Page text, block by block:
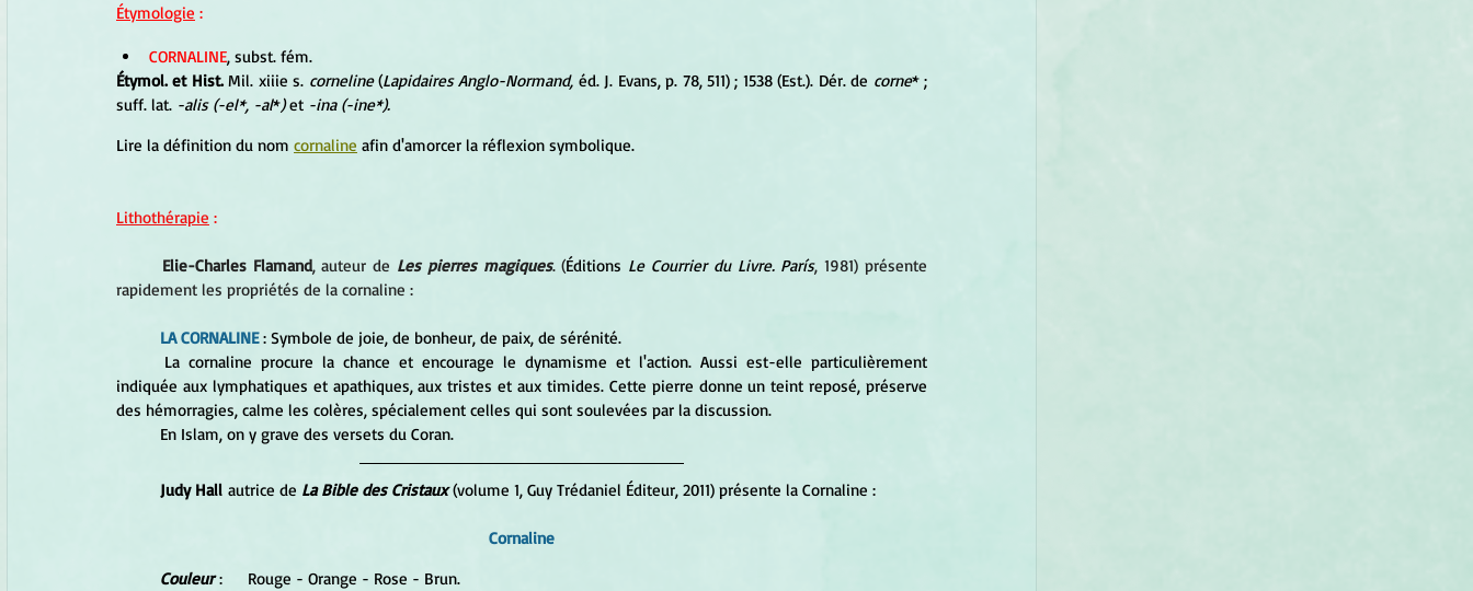
Étymologie :
CORNALINE, subst. fém.
Étymol. et Hist. Mil. xiiie s. corneline (Lapidaires Anglo-Normand, éd. J. Evans, p. 78, 511) ; 1538 (Est.). Dér. de corne* ;
suff. lat. -alis (-el*, -al*) et -ina (-ine*).
Lire la définition du nom cornaline afin d'amorcer la réflexion symbolique.
Lithothérapie :
Elie-Charles Flamand, auteur de Les pierres magiques. (Éditions Le Courrier du Livre. París, 1981) présente
rapidement les propriétés de la cornaline :
LA CORNALINE : Symbole de joie, de bonheur, de paix, de sérénité.
indiquée aux lymphatiques et apathiques, aux tristes et aux timides. Cette pierre donne un teint reposé, préserve
des hémorragies, calme les colères, spécialement celles qui sont soulevées par la discussion.
	En Islam, on y grave des versets du Coran.
Judy Hall autrice de La Bible des Cristaux (volume 1, Guy Trédaniel Éditeur, 2011) présente la Cornaline :
Cornaline
Couleur
: 	Rouge - Orange - Rose - Brun.